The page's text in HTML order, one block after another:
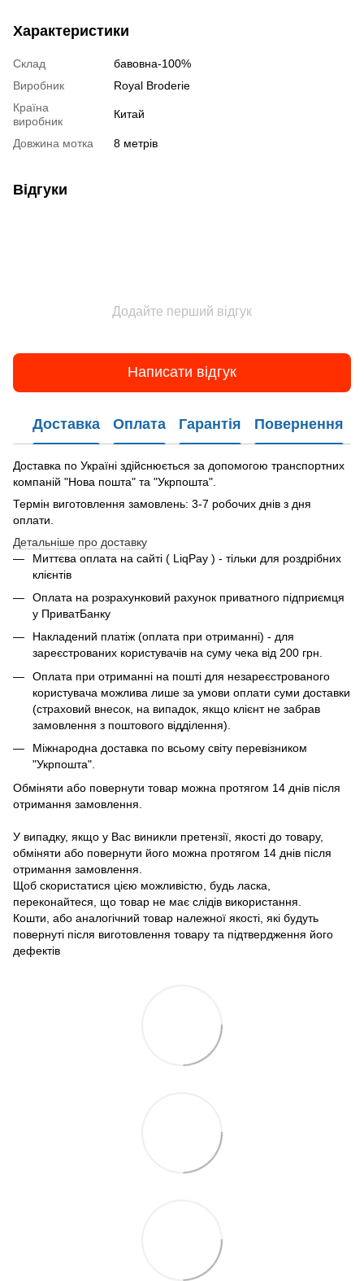
Характеристики
Склад
бавовна-100%
Виробник
Royal Broderie
Країна
виробник
Китай
Довжина мотка 8 метрів
Відгуки
Додайте перший відгук
Написати відгук
Доставка Оплата Гарантія Повернення
Доставка по Україні здійснюється за допомогою транспортних
компаній "Нова пошта" та "Укрпошта".
Термін виготовлення замовлень: 3-7 робочих днів з дня
оплати.
Детальніше про доставку
Миттєва оплата на сайті ( LiqPay ) - тільки для роздрібних
клієнтів
Оплата на розрахунковий рахунок приватного підприємця
у ПриватБанку
Накладений платіж (оплата при отриманні) - для
зареєстрованих користувачів на суму чека від 200 грн.
Оплата при отриманні на пошті для незареєстрованого
користувача можлива лише за умови оплати суми доставки
(страховий внесок, на випадок, якщо клієнт не забрав
замовлення з поштового відділення).
Міжнародна доставка по всьому світу перевізником
"Укрпошта".
Обміняти або повернути товар можна протягом 14 днів після
отримання замовлення.
У випадку, якщо у Вас виникли претензії, якості до товару,
обміняти або повернути його можна протягом 14 днів після
отримання замовлення.
Щоб скористатися цією можливістю, будь ласка,
переконайтеся, що товар не має слідів використання.
Кошти, або аналогічний товар належної якості, які будуть
повернуті після виготовлення товару та підтвердження його
дефектів